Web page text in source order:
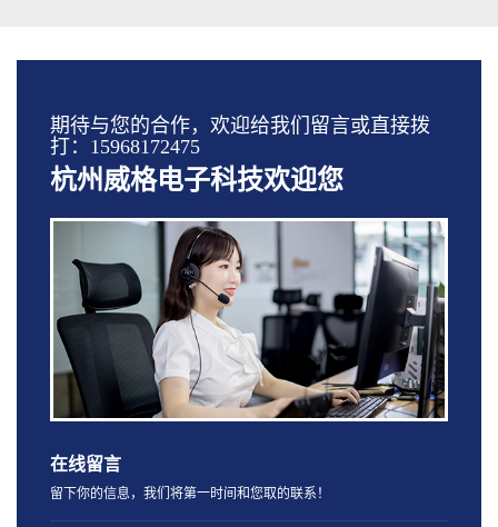
期待与您的合作，欢迎给我们留言或直接拨
打：15968172475
杭州威格电子科技欢迎您
在线留言
留下你的信息，我们将第一时间和您取的联系！